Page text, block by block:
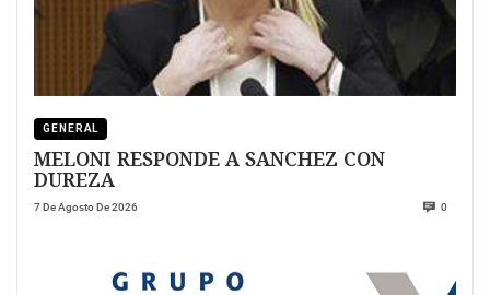
GENERAL
MELONI RESPONDE A SANCHEZ CON
DUREZA
7 De Agosto De 2026 0